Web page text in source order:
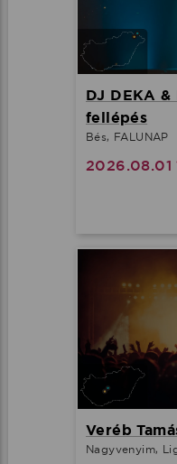
DJ DEKA &
fellépés
Bés, FALUNAP
2026.08.01
Veréb
Nagyvenyim,